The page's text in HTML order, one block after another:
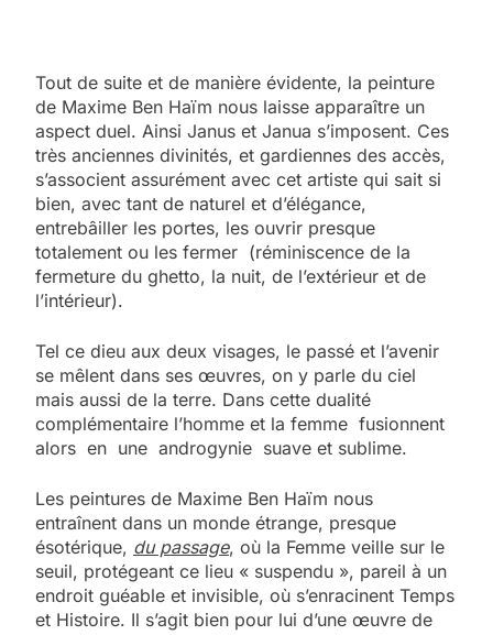
Tout de suite et de manière évidente, la peinture
de Maxime Ben Haïm nous laisse apparaître un
aspect duel. Ainsi Janus et Janua s’imposent. Ces
très anciennes divinités, et gardiennes des accès,
s’associent assurément avec cet artiste qui sait si
bien, avec tant de naturel et d’élégance,
entrebâiller les portes, les ouvrir presque
totalement ou les fermer (réminiscence de la
fermeture du ghetto, la nuit, de l’extérieur et de
l’intérieur).
Tel ce dieu aux deux visages, le passé et l’avenir
se mêlent dans ses œuvres, on y parle du ciel
mais aussi de la terre. Dans cette dualité
complémentaire l’homme et la femme fusionnent
alors en une androgynie suave et sublime.
Les peintures de Maxime Ben Haïm nous
entraînent dans un monde étrange, presque
ésotérique, du passage, où la Femme veille sur le
seuil, protégeant ce lieu « suspendu », pareil à un
endroit guéable et invisible, où s’enracinent Temps
et Histoire. Il s’agit bien pour lui d’une œuvre de